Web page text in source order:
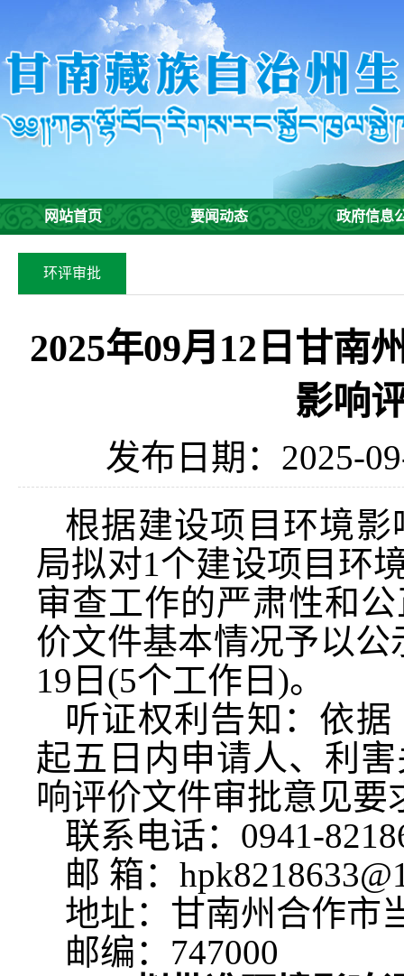
网站首页 要闻动态 政府信息
环评审批
2025年09月12日甘南
影响
发布日期：2025-
根据建设项目环境
局拟对1个建设项目环
审查工作的严肃性和
价文件基本情况予以公
19日(5个工作日)。
听证权利告知：依
起五日内申请人、利
响评价文件审批意见要
联系电话：0941-
邮 箱：
地址：甘南州合作市
邮编：747000